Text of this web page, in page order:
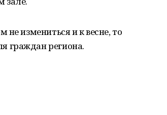
не измениться и к весне, то
граждан региона.